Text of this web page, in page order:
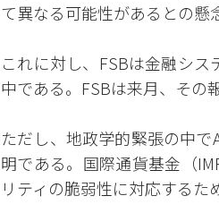
て異なる可能性があるとの懸
これに対し、FSBは金融シ
中である。FSBは来月、その
ただし、地政学的緊張の中
明である。国際通貨基金（
リティの脆弱性に対応するた